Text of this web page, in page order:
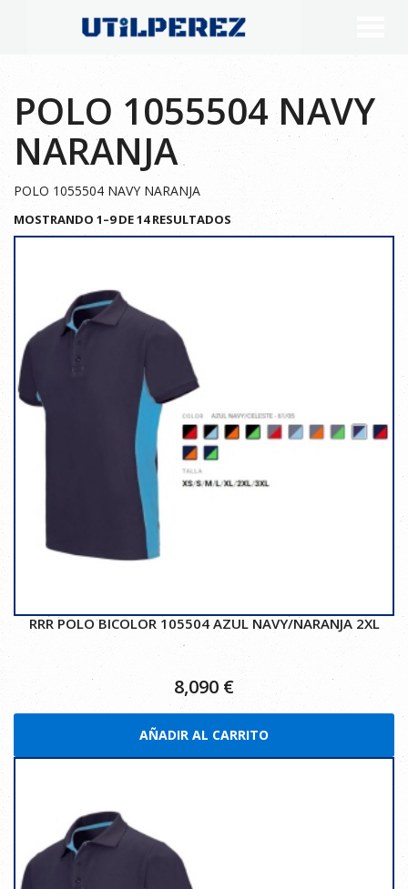
POLO 1055504 NAVY
NARANJA
POLO 1055504 NAVY NARANJA
MOSTRANDO 1–9 DE 14 RESULTADOS
RRR POLO BICOLOR 105504 AZUL NAVY/NARANJA 2XL
8,090 €
AÑADIR AL CARRITO